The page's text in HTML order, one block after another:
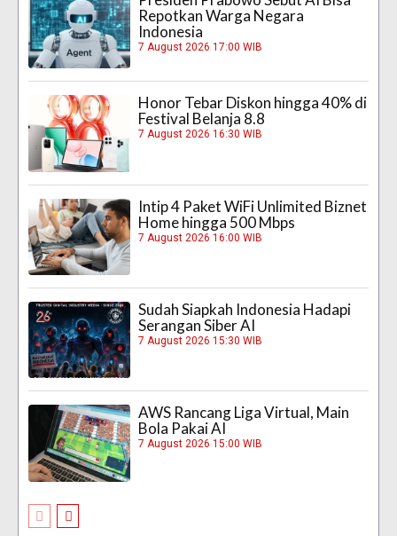
Repotkan Warga Negara
Indonesia
7 August 2026 17:00 WIB
Honor Tebar Diskon hingga 40% di
Festival Belanja 8.8
7 August 2026 16:30 WIB
Intip 4 Paket WiFi Unlimited Biznet
Home hingga 500 Mbps
7 August 2026 16:00 WIB
Sudah Siapkah Indonesia Hadapi
Serangan Siber AI
7 August 2026 15:30 WIB
AWS Rancang Liga Virtual, Main
Bola Pakai AI
7 August 2026 15:00 WIB